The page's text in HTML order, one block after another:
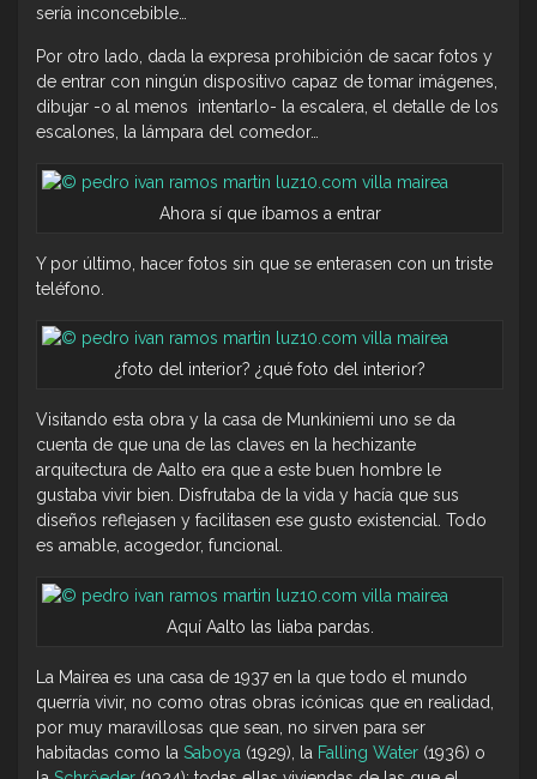
sería inconcebible…
Por otro lado, dada la expresa prohibición de sacar fotos y
de entrar con ningún dispositivo capaz de tomar imágenes,
dibujar -o al menos intentarlo- la escalera, el detalle de los
escalones, la lámpara del comedor…
Ahora sí que íbamos a entrar
Y por último, hacer fotos sin que se enterasen con un triste
teléfono.
¿foto del interior? ¿qué foto del interior?
Visitando esta obra y la casa de Munkiniemi uno se da
cuenta de que una de las claves en la hechizante
arquitectura de Aalto era que a este buen hombre le
gustaba vivir bien. Disfrutaba de la vida y hacía que sus
diseños reflejasen y facilitasen ese gusto existencial. Todo
es amable, acogedor, funcional.
Aquí Aalto las liaba pardas.
La Mairea es una casa de 1937 en la que todo el mundo
querría vivir, no como otras obras icónicas que en realidad,
por muy maravillosas que sean, no sirven para ser
habitadas como la Saboya (1929), la Falling Water (1936) o